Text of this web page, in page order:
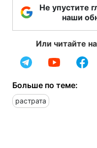
Не упустите
наши
Или читайте
Больше по теме:
растрата